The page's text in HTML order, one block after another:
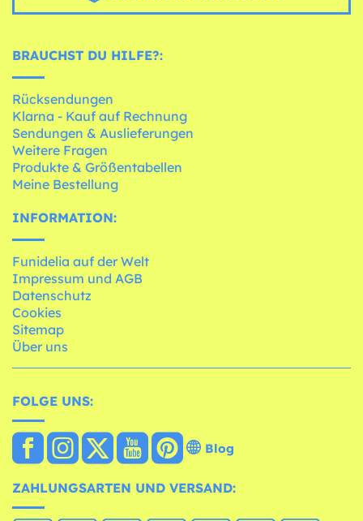
BRAUCHST DU HILFE?:
Rücksendungen
Klarna - Kauf auf Rechnung
Sendungen & Auslieferungen
Weitere Fragen
Produkte & Größentabellen
Meine Bestellung
INFORMATION:
Funidelia auf der Welt
Impressum und AGB
Datenschutz
Cookies
Sitemap
Über uns
FOLGE UNS:
Blog
ZAHLUNGSARTEN UND VERSAND: